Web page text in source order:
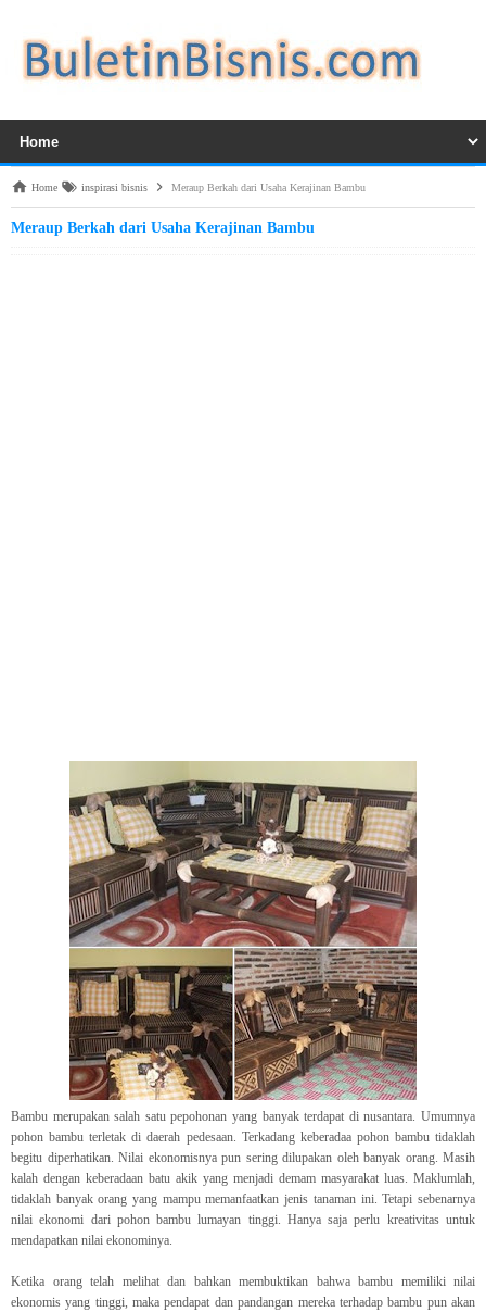
Home inspirasi bisnis Meraup Berkah dari Usaha Kerajinan Bambu
Meraup Berkah dari Usaha Kerajinan Bambu
Bambu merupakan salah satu pepohonan yang banyak terdapat di nusantara. Umumnya
pohon bambu terletak di daerah pedesaan. Terkadang keberadaa pohon bambu tidaklah
begitu diperhatikan. Nilai ekonomisnya pun sering dilupakan oleh banyak orang. Masih
kalah dengan keberadaan batu akik yang menjadi demam masyarakat luas. Maklumlah,
tidaklah banyak orang yang mampu memanfaatkan jenis tanaman ini. Tetapi sebenarnya
nilai ekonomi dari pohon bambu lumayan tinggi. Hanya saja perlu kreativitas untuk
mendapatkan nilai ekonominya.
Ketika orang telah melihat dan bahkan membuktikan bahwa bambu memiliki nilai
ekonomis yang tinggi, maka pendapat dan pandangan mereka terhadap bambu pun akan